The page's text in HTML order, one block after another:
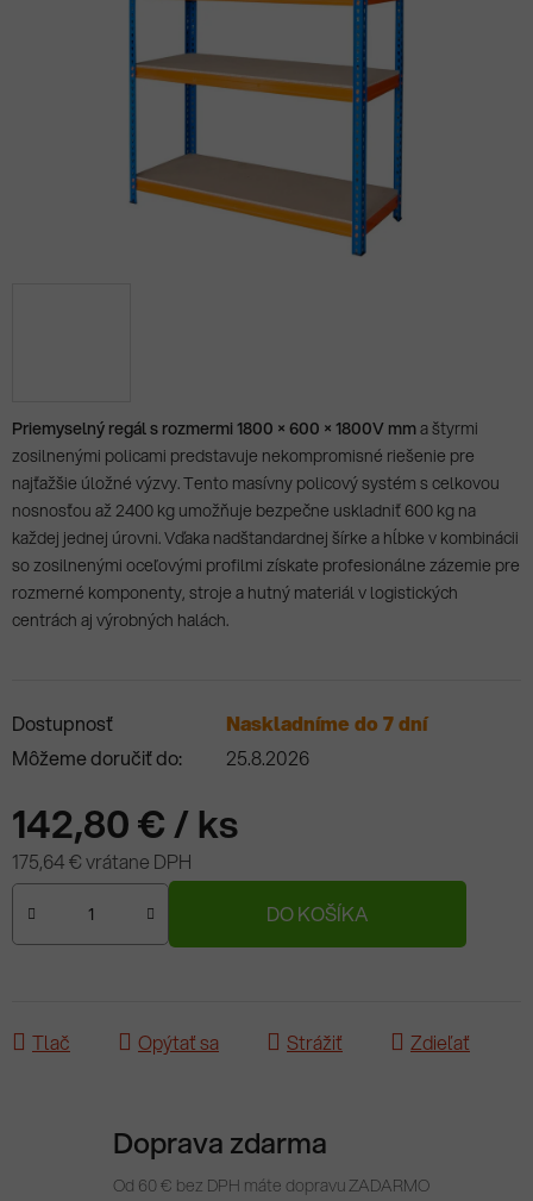
Priemyselný regál s rozmermi 1800 × 600 × 1800V mma štyrmi
zosilnenými policami predstavuje nekompromisné riešenie pre
najťažšie úložné výzvy. Tento masívny policový systém s celkovou
nosnosťou až 2400 kg umožňuje bezpečne uskladniť 600 kg na
každej jednej úrovni. Vďaka nadštandardnej šírke a hĺbke v kombinácii
so zosilnenými oceľovými profilmi získate profesionálne zázemie pre
rozmerné komponenty, stroje a hutný materiál v logistických
centrách aj výrobných halách.
Dostupnosť
Naskladníme do 7 dní
Môžeme doručiť do:
25.8.2026
142,80 €/ ks
175,64 € vrátane DPH
DO KOŠÍKA
Tlač Opýtať sa Strážiť Zdieľať
Doprava zdarma
Od 60 € bez DPH máte dopravu ZADARMO